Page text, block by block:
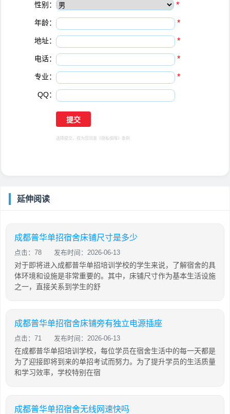
性别： *
年龄： *
地址： *
电话： *
专业： *
QQ：
选择提交，视为您同意 《隐私保障》 条例
延伸阅读
成都普华单招宿舍床铺尺寸是多少
点击：78 发布时间：2026-06-13
对于即将进入成都普华单招培训学校的学生来说，了解宿舍的具
体环境和设施是非常重要的。其中，床铺尺寸作为基本生活设施
之一，直接关系到学生的舒
成都普华单招宿舍床铺旁有独立电源插座
点击：71 发布时间：2026-06-13
在成都普华单招培训学校，每位学员在宿舍生活中的每一天都是
为了迎接即将到来的单招考试而努力。为了提升学员的生活质量
和学习效率，学校特别在宿
成都普华单招宿舍无线网速快吗